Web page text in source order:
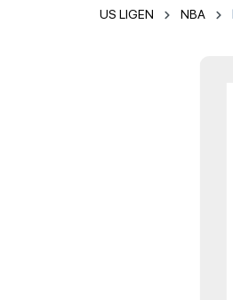
US LIGEN NBA